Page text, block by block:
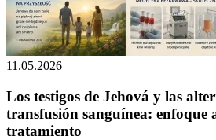
11.05.2026
Los testigos de Jehová y las
transfusión sanguínea: enfoque
tratamiento